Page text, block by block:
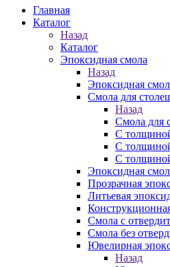
Главная
Каталог
Назад
Каталог
Эпоксидная смола
Назад
Эпоксидная
Смола для
Назад
Смола для
С
С
С
Эпоксидная
Прозрачная
Литьевая
Смола с
Смола без
Ювелирная
Назад